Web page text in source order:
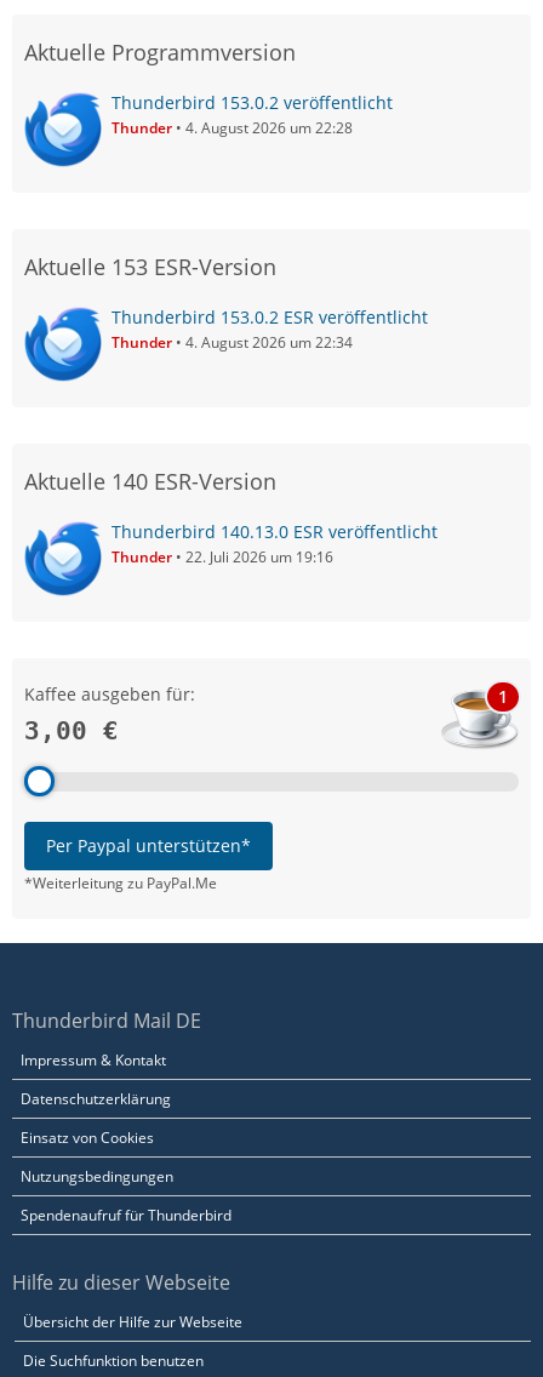
Aktuelle Programmversion
Thunderbird 153.0.2 veröffentlicht
Thunder 4. August 2026 um 22:28
Aktuelle 153 ESR-Version
Thunderbird 153.0.2 ESR veröffentlicht
Thunder 4. August 2026 um 22:34
Aktuelle 140 ESR-Version
Thunderbird 140.13.0 ESR veröffentlicht
Thunder 22. Juli 2026 um 19:16
Kaffee ausgeben für:
3,00 €
1
Per Paypal unterstützen*
*Weiterleitung zu PayPal.Me
Thunderbird Mail DE
Impressum & Kontakt
Datenschutzerklärung
Einsatz von Cookies
Nutzungsbedingungen
Spendenaufruf für Thunderbird
Hilfe zu dieser Webseite
Übersicht der Hilfe zur Webseite
Die Suchfunktion benutzen